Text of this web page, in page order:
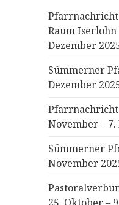
Raum Iserlohn
Dezember
Sümmerner
Dezember
November – 7.
Sümmerner
November